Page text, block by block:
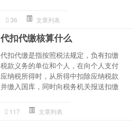
36 文章列表
代扣代缴核算什么
代扣代缴是指按照税法规定，负有扣缴
税款义务的单位和个人，在向个人支付
应纳税所得时，从所得中扣除应纳税款
并缴入国库，同时向税务机关报送扣缴
117 文章列表